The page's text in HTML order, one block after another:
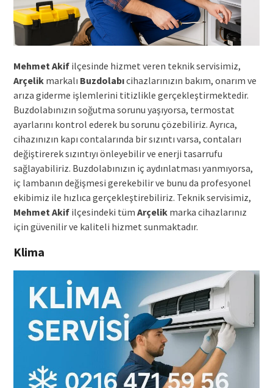
Mehmet Akifilçesinde hizmet veren teknik servisimiz,
Arçelikmarkalı Buzdolabıcihazlarınızın bakım, onarım ve
arıza giderme işlemlerini titizlikle gerçekleştirmektedir.
Buzdolabınızın soğutma sorunu yaşıyorsa, termostat
ayarlarını kontrol ederek bu sorunu çözebiliriz. Ayrıca,
cihazınızın kapı contalarında bir sızıntı varsa, contaları
değiştirerek sızıntıyı önleyebilir ve enerji tasarrufu
sağlayabiliriz. Buzdolabınızın iç aydınlatması yanmıyorsa,
iç lambanın değişmesi gerekebilir ve bunu da profesyonel
ekibimiz ile hızlıca gerçekleştirebiliriz. Teknik servisimiz,
Mehmet Akifilçesindeki tüm Arçelikmarka cihazlarınız
için güvenilir ve kaliteli hizmet sunmaktadır.
Klima